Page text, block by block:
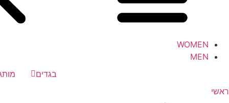
WOMEN
MEN
בגדים
ראשי